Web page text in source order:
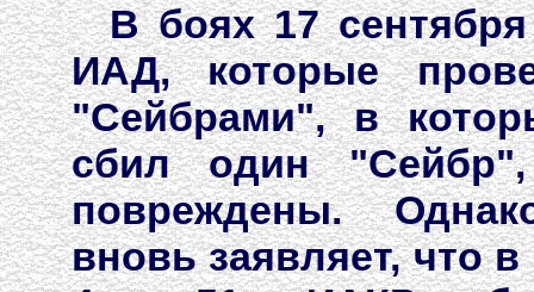
В боях 17
ИАД, которые
"Сейбрами", в
сбил один
повреждены.
вновь заявляет, что